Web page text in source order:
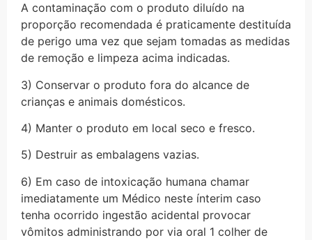
A contaminação com o produto diluído na
proporção recomendada é praticamente destituída
de perigo uma vez que sejam tomadas as medidas
de remoção e limpeza acima indicadas.
3) Conservar o produto fora do alcance de
crianças e animais domésticos.
4) Manter o produto em local seco e fresco.
5) Destruir as embalagens vazias.
6) Em caso de intoxicação humana chamar
imediatamente um Médico neste ínterim caso
tenha ocorrido ingestão acidental provocar
vômitos administrando por via oral 1 colher de